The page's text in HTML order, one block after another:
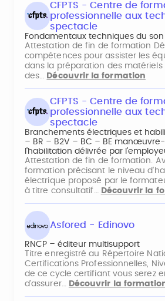
CFPTS - Centre de
professionnelle aux
spectacle
Fondamentaux techniques du son
Attestation de fin de formation
compétences pour assister les
dans la préparation des matériels
des… Découvrir la formation
CFPTS - Centre de
professionnelle aux
spectacle
Branchements électriques et
– BR – B2V – BC – BE
l'habilitation délivrée par
Attestation de fin de formation.
formation précisant le niveau
électrique proposé par le
à titre consultatif… Découvrir la
Asfored - Edinovo
RNCP – éditeur multisupport
Titre enregistré au Répertoire
Certifications Professionnelles,
de ce cycle certifiant vous serez
d'assurer…
Découvrir la